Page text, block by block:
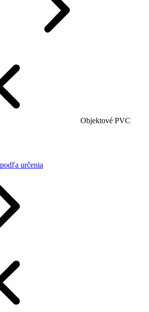
Objektové PVC
určenia